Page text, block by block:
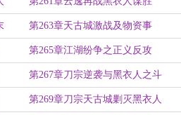
第263章天古城激战及物资事
第265章江湖纷争之正义反攻
第267章刀宗逆袭与黑衣人之斗
第269章刀宗天古城剿灭黑衣人